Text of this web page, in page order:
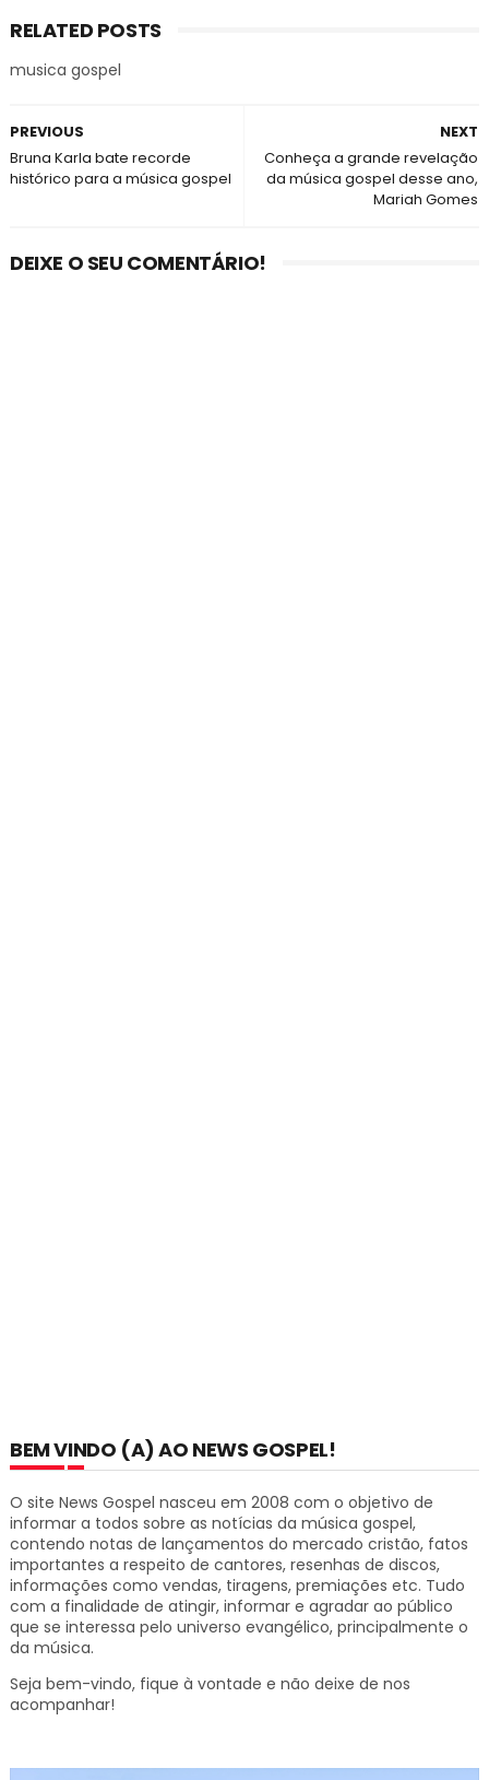
RELATED POSTS
musica gospel
NEXT
Conheça a grande revelação
da música gospel desse ano,
Mariah Gomes
PREVIOUS
Bruna Karla bate recorde
histórico para a música gospel
DEIXE O SEU COMENTÁRIO!
BEM VINDO (A) AO NEWS GOSPEL!
O site News Gospel nasceu em 2008 com o objetivo de
informar a todos sobre as notícias da música gospel,
contendo notas de lançamentos do mercado cristão, fatos
importantes a respeito de cantores, resenhas de discos,
informações como vendas, tiragens, premiações etc. Tudo
com a finalidade de atingir, informar e agradar ao público
que se interessa pelo universo evangélico, principalmente o
da música.
Seja bem-vindo, fique à vontade e não deixe de nos
acompanhar!